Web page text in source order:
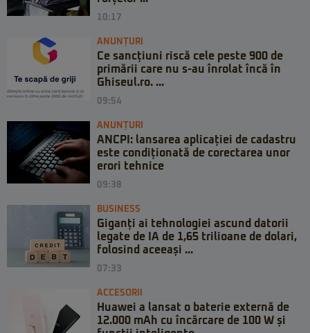
10:17
ANUNȚURI
Ce sancțiuni riscă cele peste 900 de
primării care nu s-au înrolat încă în
Ghiseul.ro. ...
09:54
ANUNȚURI
ANCPI: lansarea aplicației de cadastru
este condiționată de corectarea unor
erori tehnice
09:38
BUSINESS
Giganți ai tehnologiei ascund datorii
legate de IA de 1,65 trilioane de dolari,
folosind aceeași ...
07:33
ACCESORII
Huawei a lansat o baterie externă de
12.000 mAh cu încărcare de 100 W și